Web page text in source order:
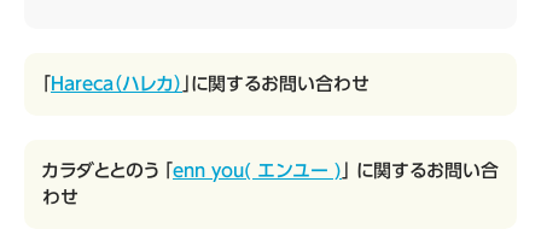
Hareca（ハレカ） 」に関するお問い合わせ
カラダととのう 「 enn you( エンユー ) 」 に関するお問い合
わせ